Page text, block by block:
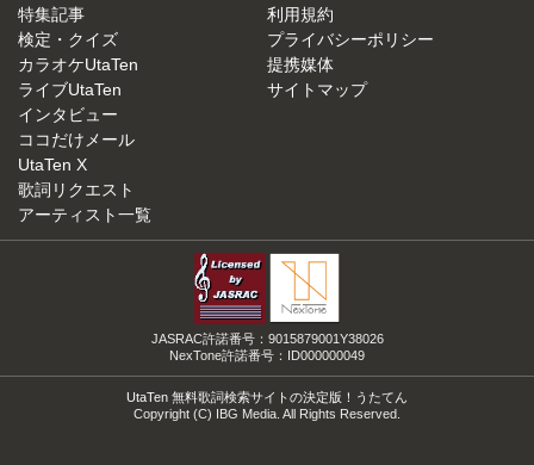
特集記事
検定・クイズ
カラオケUtaTen
ライブUtaTen
インタビュー
ココだけメール
UtaTen X
歌詞リクエスト
アーティスト一覧
利用規約
プライバシーポリシー
提携媒体
サイトマップ
JASRAC許諾番号：9015879001Y38026
NexTone許諾番号：ID000000049
UtaTen 無料歌詞検索サイトの決定版！うたてん
Copyright (C) IBG Media. All Rights Reserved.